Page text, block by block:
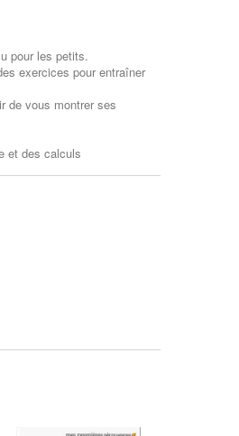
pour les petits.
exercices pour entraîner
de vous montrer ses
et des calculs